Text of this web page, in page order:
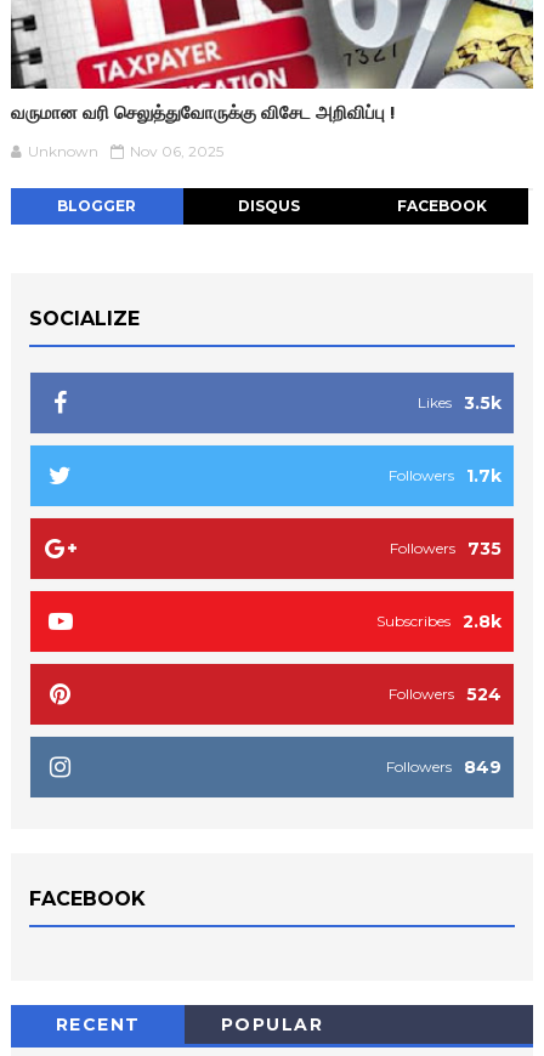
வருமான வரி செலுத்துவோருக்கு விசேட அறிவிப்பு !
Unknown Nov 06, 2025
BLOGGER DISQUS FACEBOOK
SOCIALIZE
3.5k
Likes
1.7k
Followers
735
Followers
2.8k
Subscribes
524
Followers
849
Followers
FACEBOOK
RECENT POPULAR